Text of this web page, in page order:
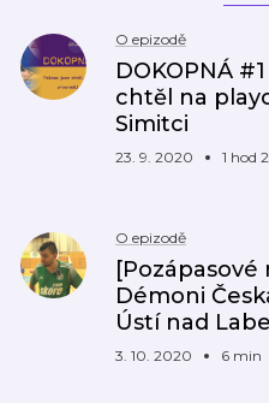
O epizodě
DOKOPNÁ
chtěl na
Simitci
23. 9. 2020 1 hod
O epizodě
[Pozápasové
Démoni
Ústí nad
3. 10. 2020 6 min